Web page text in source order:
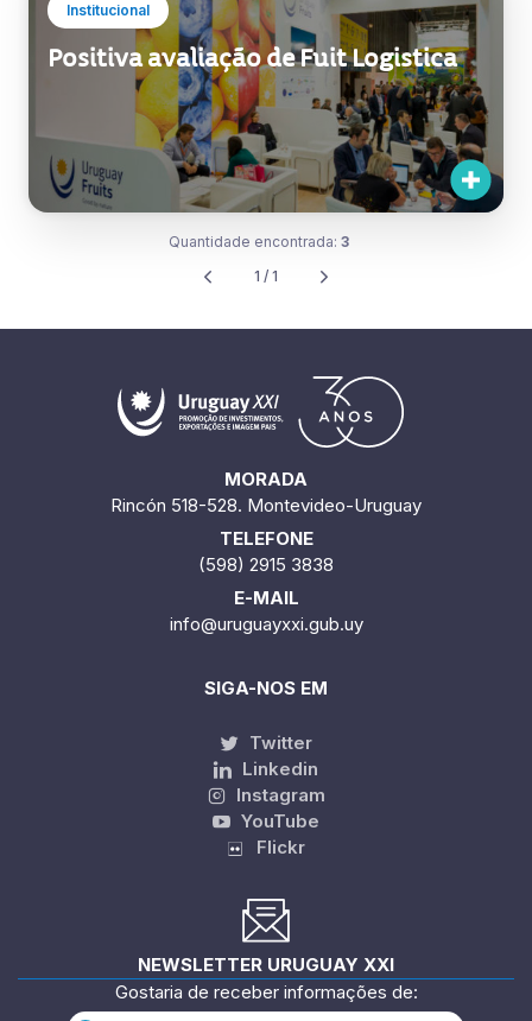
Institucional
Positiva avaliação de Fuit Logistica
Quantidade encontrada: 3
1 / 1
MORADA
Rincón 518-528. Montevideo-Uruguay
TELEFONE
(598) 2915 3838
E-MAIL
info@uruguayxxi.gub.uy
SIGA-NOS EM
Twitter
Linkedin
Instagram
YouTube
Flickr
NEWSLETTER URUGUAY XXI
Gostaria de receber informações de: